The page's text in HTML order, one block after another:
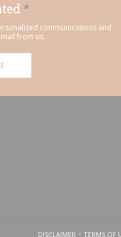
*
communications and
from us.
new window))
DISCLAIMER TERMS OF